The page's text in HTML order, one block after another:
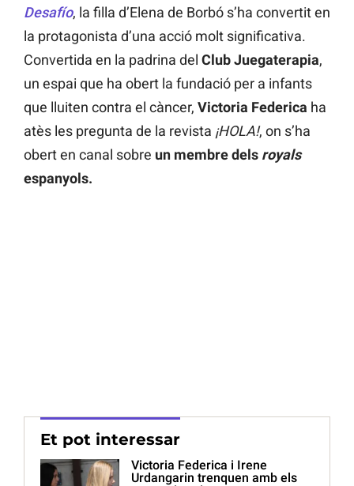
Desafío, la filla d’Elena de Borbó s’ha convertit en
la protagonista d’una acció molt significativa.
Convertida en la padrina del Club Juegaterapia,
un espai que ha obert la fundació per a infants
que lluiten contra el càncer, Victoria Federica ha
atès les pregunta de la revista ¡HOLA!, on s’ha
obert en canal sobre un membre dels royals
espanyols.
Et pot interessar
Victoria Federica i Irene
Urdangarin trenquen amb els